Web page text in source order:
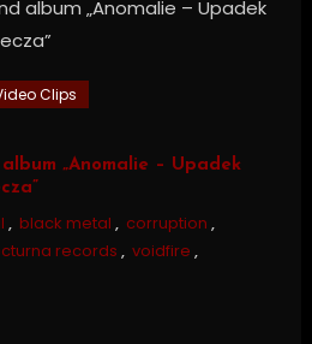
Clips
„Anomalie – Upadek
, black metal , corruption ,
records , voidfire ,